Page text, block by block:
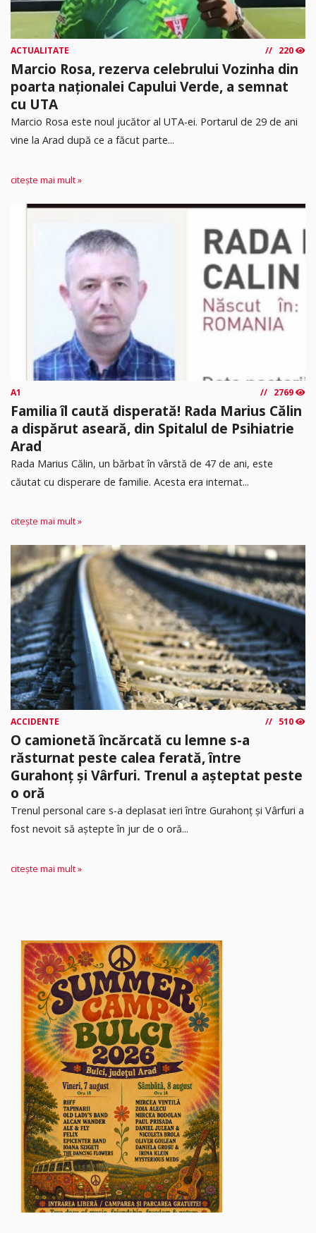
ACTUALITATE 220
Marcio Rosa, rezerva celebrului Vozinha din
poarta naționalei Capului Verde, a semnat
cu UTA
Marcio Rosa este noul jucător al UTA-ei. Portarul de 29 de ani
vine la Arad după ce a făcut parte...
citește mai mult »
A1 2769
Familia îl caută disperată! Rada Marius Călin
a dispărut aseară, din Spitalul de Psihiatrie
Arad
Rada Marius Călin, un bărbat în vârstă de 47 de ani, este
căutat cu disperare de familie. Acesta era internat...
citește mai mult »
ACCIDENTE 510
O camionetă încărcată cu lemne s-a
răsturnat peste calea ferată, între
Gurahonț și Vârfuri. Trenul a așteptat peste
o oră
Trenul personal care s-a deplasat ieri între Gurahonț și Vârfuri a
fost nevoit să aștepte în jur de o oră...
citește mai mult »